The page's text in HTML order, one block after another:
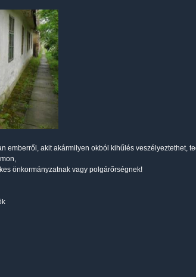
emberről, akit akármilyen okból kihűlés veszélyeztethet,
önkormányzatnak vagy polgárőrségnek!